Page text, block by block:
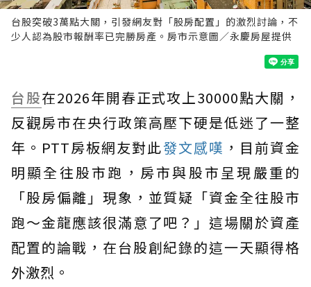
台股突破3萬點大關，引發網友對「股房配置」的激烈討論，不
少人認為股市報酬率已完勝房產。房市示意圖／永慶房屋提供
台股在2026年開春正式攻上30000點大關，
反觀房市在央行政策高壓下硬是低迷了一整
年。PTT房板網友對此發文感嘆 ，目前資金
明顯全往股市跑，房市與股市呈現嚴重的
「股房偏離」現象，並質疑「資金全往股市
跑～金龍應該很滿意了吧？」這場關於資產
配置的論戰，在台股創紀錄的這一天顯得格
外激烈。